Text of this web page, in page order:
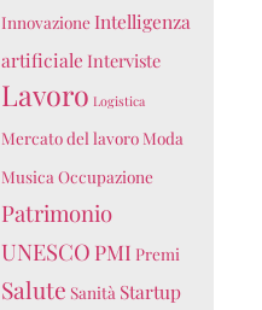
Innovazione Intelligenza
artificiale Interviste
Lavoro Logistica
Mercato del lavoroModa
Musica Occupazione
Patrimonio
UNESCO PMI Premi
Salute Sanità Startup